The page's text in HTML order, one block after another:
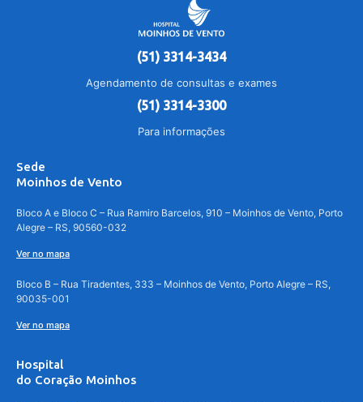
(51) 3314-3434
Agendamento de consultas e exames
(51) 3314-3300
Para informações
Sede
Moinhos de Vento
Bloco A e Bloco C – Rua Ramiro Barcelos, 910 – Moinhos de Vento, Porto
Alegre – RS, 90560-032
Ver no mapa
Bloco B – Rua Tiradentes, 333 – Moinhos de Vento, Porto Alegre – RS,
90035-001
Ver no mapa
Hospital
do Coração Moinhos